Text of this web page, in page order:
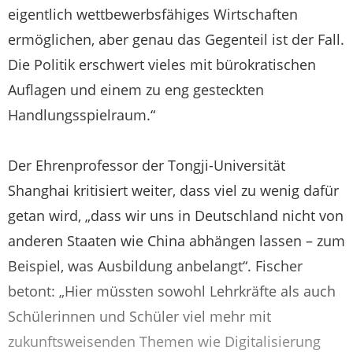
eigentlich wettbewerbsfähiges Wirtschaften
ermöglichen, aber genau das Gegenteil ist der Fall.
Die Politik erschwert vieles mit bürokratischen
Auflagen und einem zu eng gesteckten
Handlungsspielraum.“
Der Ehrenprofessor der Tongji-Universität
Shanghai kritisiert weiter, dass viel zu wenig dafür
getan wird, „dass wir uns in Deutschland nicht von
anderen Staaten wie China abhängen lassen – zum
Beispiel, was Ausbildung anbelangt“. Fischer
betont: „Hier müssten sowohl Lehrkräfte als auch
Schülerinnen und Schüler viel mehr mit
zukunftsweisenden Themen wie Digitalisierung